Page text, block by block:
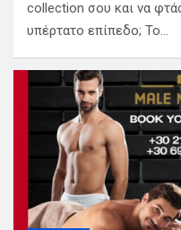
collection σου και να
υπέρτατο επίπεδο; Το…